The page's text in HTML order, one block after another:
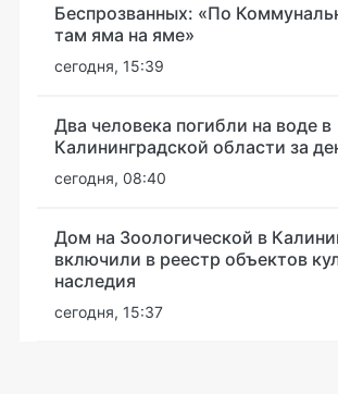
Беспрозванных: «По
там яма на яме»
сегодня, 15:39
Два человека погибли на воде в
Калининградской области за
сегодня, 08:40
Дом на Зоологической в
включили в реестр объектов
наследия
сегодня, 15:37